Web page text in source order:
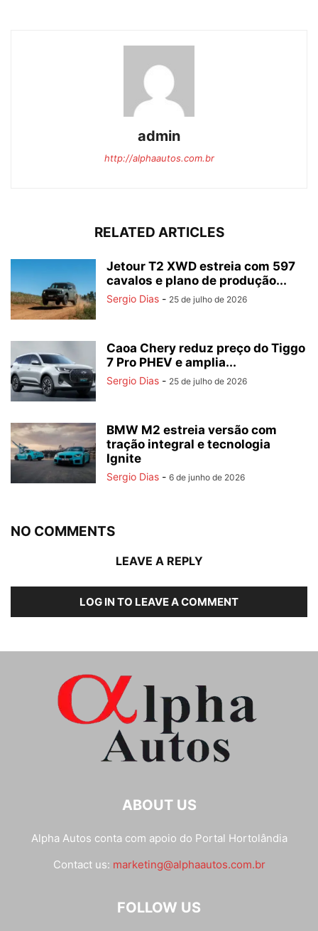
admin
http://alphaautos.com.br
RELATED ARTICLES
Jetour T2 XWD estreia com 597
cavalos e plano de produção...
Sergio Dias - 25 de julho de 2026
Caoa Chery reduz preço do Tiggo
7 Pro PHEV e amplia...
Sergio Dias - 25 de julho de 2026
BMW M2 estreia versão com
tração integral e tecnologia
Ignite
Sergio Dias - 6 de junho de 2026
NO COMMENTS
LEAVE A REPLY
LOG IN TO LEAVE A COMMENT
ABOUT US
Alpha Autos conta com apoio do Portal Hortolândia
Contact us: marketing@alphaautos.com.br
FOLLOW US